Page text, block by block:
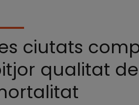
ciutats
qualitat